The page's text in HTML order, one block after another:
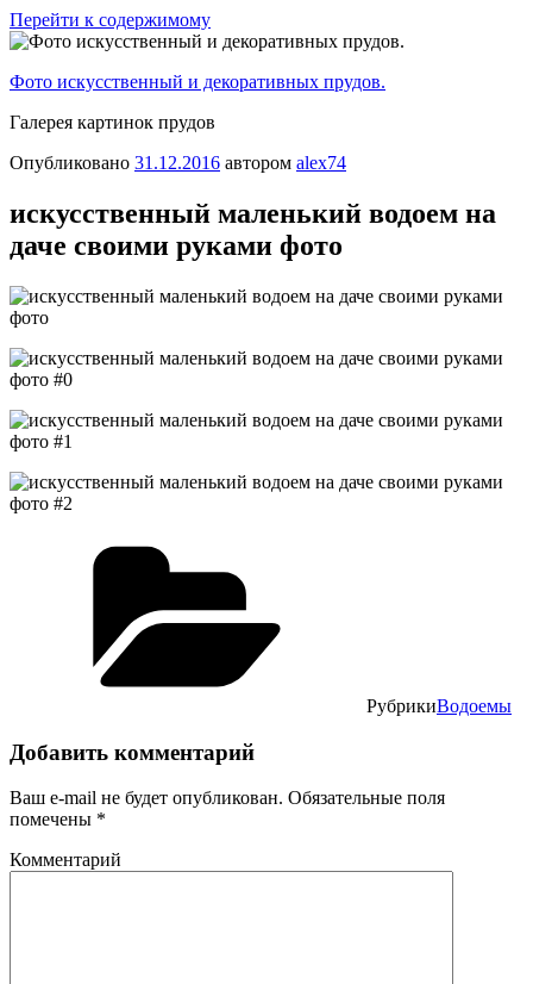
Перейти к содержимому
Фото искусственный и декоративных прудов.
Галерея картинок прудов
Опубликовано 31.12.2016 автором alex74
искусственный маленький водоем на
даче своими руками фото
РубрикиВодоемы
Добавить комментарий
Ваш e-mail не будет опубликован. Обязательные поля
помечены *
Комментарий